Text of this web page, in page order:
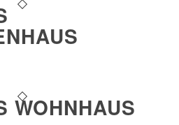
WOHNHAUS